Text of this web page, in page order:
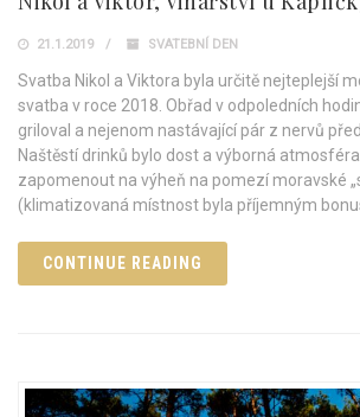
21.1.2019 SVATEBNÍ DEN
Svatba Nikol a Viktora byla určitě nejteplejší
svatba v roce 2018. Obřad v odpoledních
griloval a nejenom nastávající pár z nervů
Naštěstí drinků bylo dost a výborná
zapomenout na výheň na pomezí moravské
(klimatizovaná místnost byla příjemným
CONTINUE READING